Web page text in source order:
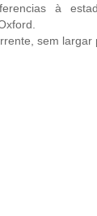
à
sem largar